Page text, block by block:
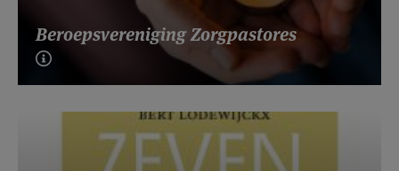
Beroepsvereniging Zorgpastores